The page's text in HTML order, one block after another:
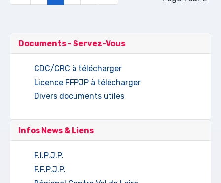
Documents - Servez-Vous
CDC/CRC à télécharger
Licence FFPJP à télécharger
Divers documents utiles
Infos News & Liens
F.I.P.J.P.
F.F.P.J.P.
Régional Centre Val de Loire